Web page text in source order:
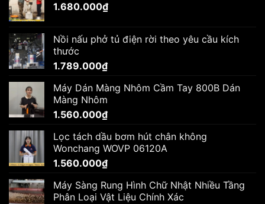
1.680.000₫
Nồi nấu phở tủ điện rời theo yêu cầu kích
thước
1.789.000₫
Máy Dán Màng Nhôm Cầm Tay 800B Dán
Màng Nhôm
1.560.000₫
Lọc tách dầu bơm hút chân không
Wonchang WOVP 06120A
1.560.000₫
Máy Sàng Rung Hình Chữ Nhật Nhiều Tầng
Phân Loại Vật Liệu Chính Xác